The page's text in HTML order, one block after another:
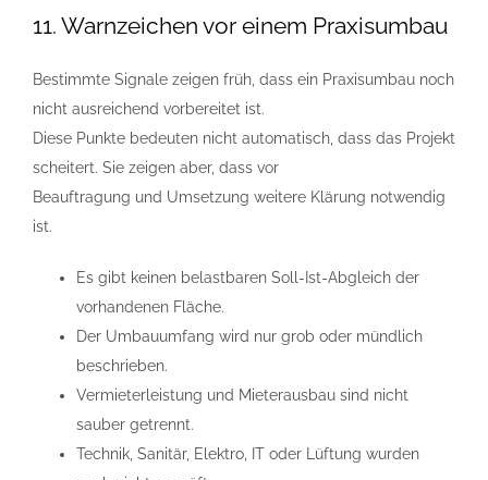
11. Warnzeichen vor einem Praxisumbau
Bestimmte Signale zeigen früh, dass ein Praxisumbau noch
nicht ausreichend vorbereitet ist.
Diese Punkte bedeuten nicht automatisch, dass das Projekt
scheitert. Sie zeigen aber, dass vor
Beauftragung und Umsetzung weitere Klärung notwendig
ist.
Es gibt keinen belastbaren Soll-Ist-Abgleich der
vorhandenen Fläche.
Der Umbauumfang wird nur grob oder mündlich
beschrieben.
Vermieterleistung und Mieterausbau sind nicht
sauber getrennt.
Technik, Sanitär, Elektro, IT oder Lüftung wurden